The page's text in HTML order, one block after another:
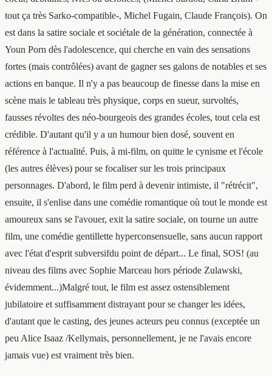
tout ça très Sarko-compatible-, Michel Fugain, Claude François). On
est dans la satire sociale et sociétale de la génération, connectée à
Youn Porn dès l'adolescence, qui cherche en vain des sensations
fortes (mais contrôlées) avant de gagner ses galons de notables et ses
actions en banque. Il n'y a pas beaucoup de finesse dans la mise en
scène mais le tableau très physique, corps en sueur, survoltés,
fausses révoltes des néo-bourgeois des grandes écoles, tout cela est
crédible. D'autant qu'il y a un humour bien dosé, souvent en
référence à l'actualité. Puis, à mi-film, on quitte le cynisme et l'école
(les autres élèves) pour se focaliser sur les trois principaux
personnages. D'abord, le film perd à devenir intimiste, il "rétrécit",
ensuite, il s'enlise dans une comédie romantique où tout le monde est
amoureux sans se l'avouer, exit la satire sociale, on tourne un autre
film, une comédie gentillette hyperconsensuelle, sans aucun rapport
avec l'état d'esprit subversifdu point de départ... Le final, SOS! (au
niveau des films avec Sophie Marceau hors période Zulawski,
évidemment...)Malgré tout, le film est assez ostensiblement
jubilatoire et suffisamment distrayant pour se changer les idées,
d'autant que le casting, des jeunes acteurs peu connus (exceptée un
peu Alice Isaaz /Kellymais, personnellement, je ne l'avais encore
jamais vue) est vraiment très bien.